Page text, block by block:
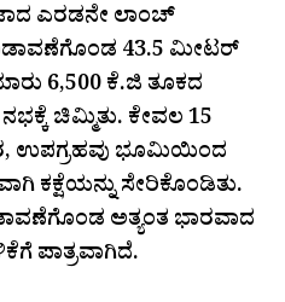
ಎರಡನೇ ಲಾಂಚ್‌
43.5 ಮೀಟರ್
6,500 ಕೆ.ಜಿ ತೂಕದ
ಚಿಮ್ಮಿತು. ಕೇವಲ 15
ಉಪಗ್ರಹವು ಭೂಮಿಯಿಂದ
ಕಕ್ಷೆಯನ್ನು ಸೇರಿಕೊಂಡಿತು.
ಅತ್ಯಂತ ಭಾರವಾದ
ಪಾತ್ರವಾಗಿದೆ.